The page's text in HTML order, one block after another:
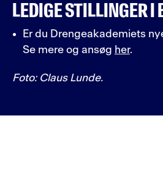
LEDIGE STILLINGER I
Er du Drengeakademiets
Se mere og ansøg her.
Foto: Claus Lunde.